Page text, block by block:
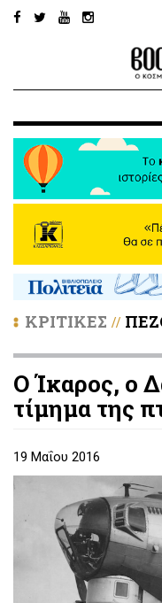
ΚΡΙΤΙΚΕΣ //
Ο Ίκαρος, ο
τίμημα της
19 Μαΐου 2016